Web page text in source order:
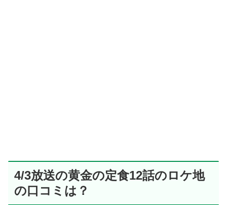
4/3放送の黄金の定食12話のロケ地
の口コミは？